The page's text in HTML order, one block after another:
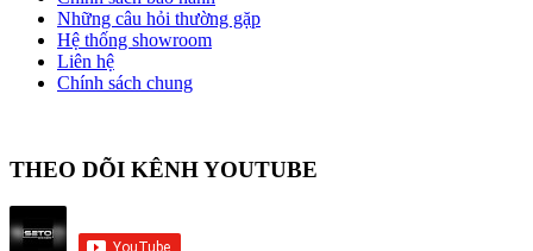
Những câu hỏi thường gặp
Hệ thống showroom
Liên hệ
Chính sách chung
THEO DÕI KÊNH YOUTUBE